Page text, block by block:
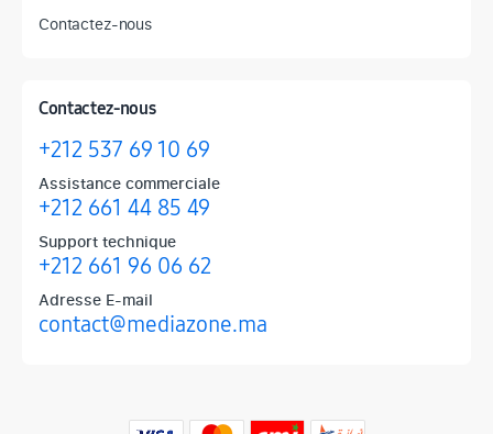
Contactez-nous
Contactez-nous
+212 537 69 10 69
Assistance commerciale
+212 661 44 85 49
Support technique
+212 661 96 06 62
Adresse E-mail
contact@mediazone.ma